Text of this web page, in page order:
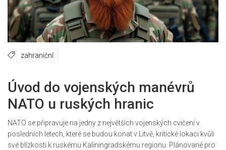
zahraniční
Úvod do vojenských manévrů
NATO u ruských hranic
NATO se připravuje na jedny z největších vojenských cvičení v
posledních letech, které se budou konat v Litvě, kritické lokaci kvůli
své blízkosti k ruskému Kaliningradskému regionu. Plánované pro